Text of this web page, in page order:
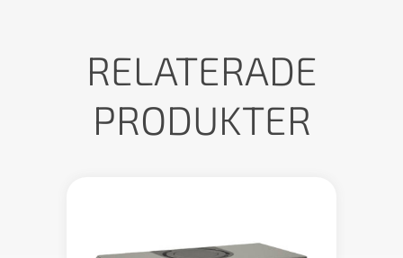
RELATERADE
PRODUKTER